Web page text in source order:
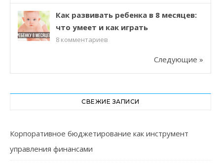
Как развивать ребенка в 8 месяцев:
что умеет и как играть
8 комментариев
Следующие »
СВЕЖИЕ ЗАПИСИ
Корпоративное бюджетирование как инструмент
управления финансами